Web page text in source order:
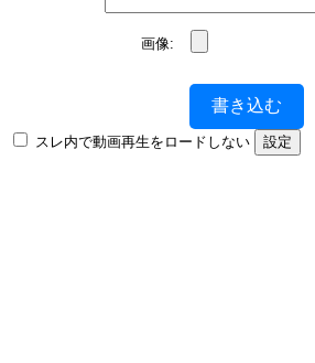
画像:
書き込む
スレ内で動画再生をロードしない